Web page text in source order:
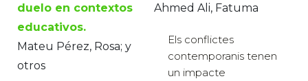
duelo en contextos
educativos.
Mateu Pérez, Rosa; y
otros
Ahmed Ali, Fatuma
Els conflictes
contemporanis tenen
un impacte